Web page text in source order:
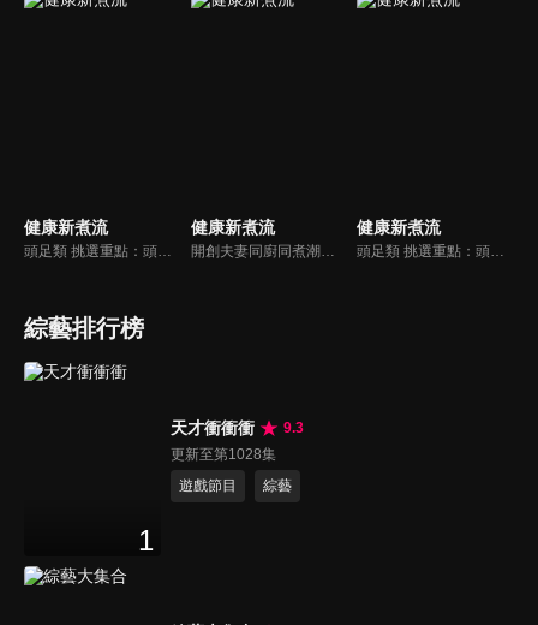
健康新煮流
頭足類 挑選重點：頭足類利用清洗時去除內臟可以降低膽固醇的攝取。挑選雙眼清澈明亮，眼球稍微凸出，肉質結實有彈性為佳。身體具透明感，觸腕或是吸盤一碰到活體就會吸附住便是新鮮的。
健康新煮流
開創夫妻同廚同煮潮流的KC夫婦，繼《健康醫食代》後，走出攝影棚，帶大家全台走透透，發掘上帝賞賜的美味食材，內容融合新加坡南洋風和客家純樸味，加上台灣獨特的閩南風情，互相激盪交織出的火花，打造出獨一無二的美食節目。
健康新煮流
頭足類 挑選重點：頭足類利用清洗時去除內臟可以降低膽固醇的攝取。挑選雙眼清澈明亮，眼球稍微凸出，肉質結實有彈性為佳。身體具透明感，觸腕或是吸盤一碰到活體就會吸附住便是新鮮的。
綜藝排行榜
1
天才衝衝衝
9.3
更新至第1028集
遊戲節目
綜藝